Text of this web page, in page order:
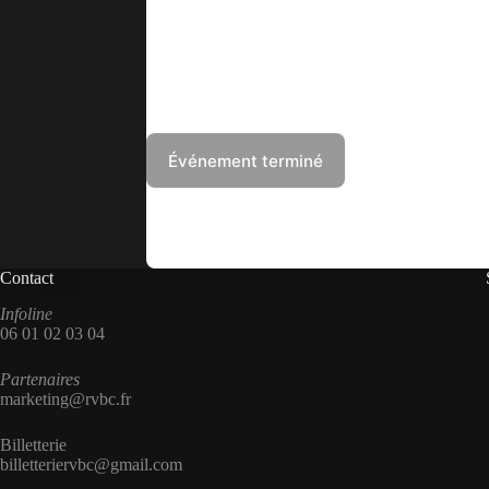
Contact
Infoline
06 01 02 03 04
Partenaires
marketing@rvbc.fr
Billetterie
billetteriervbc@gmail.com